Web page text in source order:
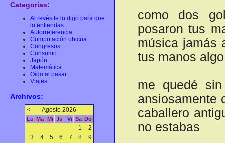
como dos
posaron tus
música jamás
tus manos
me quedé
ansiosamente
caballero
no estabas
Categorías:
Al revés te lo digo para que
lo entiendas
Autorreferencia
Computación ubicua
Congresos
Consumo
Japón
Matemática
Oído al pasar
Viajes
Archivos:
< Agosto 2026
Lu Ma Mi Ju Vi Sa Do
1
2
3
4 5 6 7 8
9